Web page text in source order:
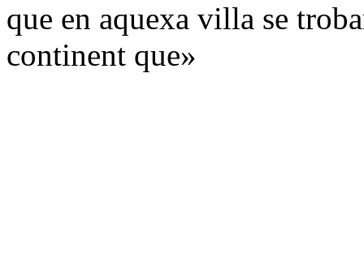
que en aquexa villa se
continent que»